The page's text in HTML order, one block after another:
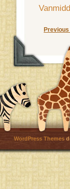
WordPress Themes